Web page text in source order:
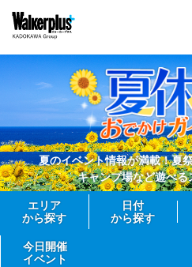
夏のイベント情報が満載！夏
キャンプ場など遊べ
エリア
から探す
日付
から探す
今日開催
イベント